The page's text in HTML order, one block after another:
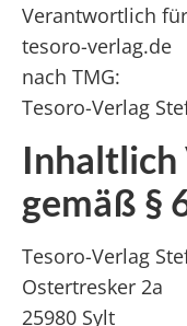
Verantwortlich
tesoro-verlag.de
nach TMG:
Tesoro-Verlag
gemäß §
Tesoro-Verlag
Ostertresker 2a
25980 Sylt